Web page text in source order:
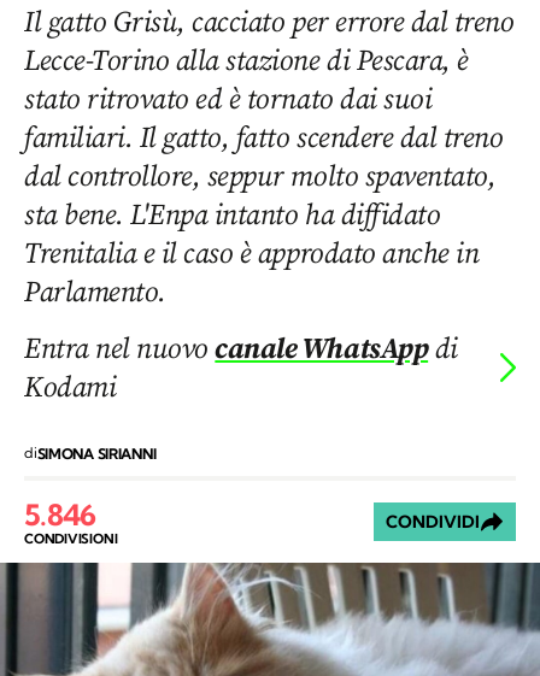
Il gatto Grisù, cacciato per errore dal treno
Lecce-Torino alla stazione di Pescara, è
stato ritrovato ed è tornato dai suoi
familiari. Il gatto, fatto scendere dal treno
dal controllore, seppur molto spaventato,
sta bene. L'Enpa intanto ha diffidato
Trenitalia e il caso è approdato anche in
Parlamento.
Entra nel nuovocanale WhatsAppdi
Kodami
diSIMONA SIRIANNI
5.846
CONDIVISIONI
CONDIVIDI